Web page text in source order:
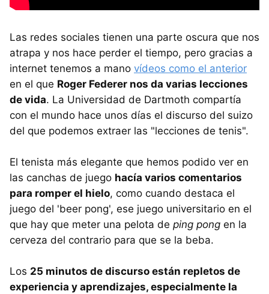
Las redes sociales tienen una parte oscura que nos
atrapa y nos hace perder el tiempo, pero gracias a
internet tenemos a mano vídeos como el anterior
en el que Roger Federer nos da varias lecciones
de vida. La Universidad de Dartmoth compartía
con el mundo hace unos días el discurso del suizo
del que podemos extraer las "lecciones de tenis".
El tenista más elegante que hemos podido ver en
las canchas de juego hacía varios comentarios
para romper el hielo, como cuando destaca el
juego del 'beer pong', ese juego universitario en el
que hay que meter una pelota de ping pong en la
cerveza del contrario para que se la beba.
Los 25 minutos de discurso están repletos de
experiencia y aprendizajes, especialmente la